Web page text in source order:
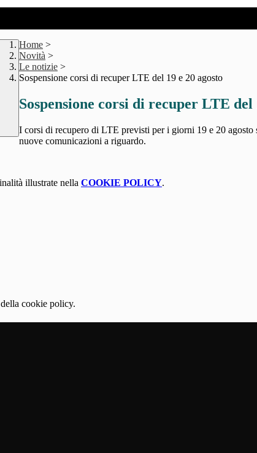
Home >
Novità >
Le notizie >
Sospensione corsi di recuper LTE del 19 e 20 agosto
Sospensione corsi di recuper LTE del
I corsi di recupero di LTE previsti per i giorni 19 e 20 agosto
nuove comunicazioni a riguardo.
illustrate nella COOKIE POLICY.
cookie policy.